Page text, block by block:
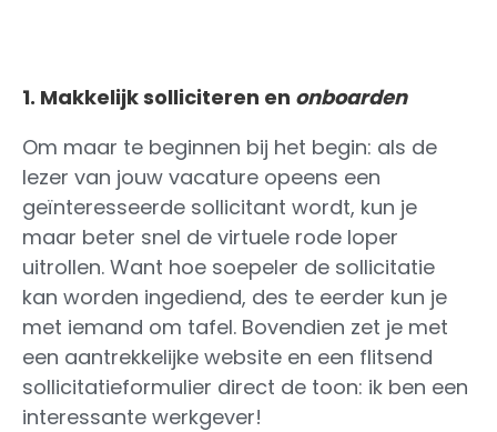
1. Makkelijk solliciteren en onboarden
Om maar te beginnen bij het begin: als de
lezer van jouw vacature opeens een
geïnteresseerde sollicitant wordt, kun je
maar beter snel de virtuele rode loper
uitrollen. Want hoe soepeler de sollicitatie
kan worden ingediend, des te eerder kun je
met iemand om tafel. Bovendien zet je met
een aantrekkelijke website en een flitsend
sollicitatieformulier direct de toon: ik ben een
interessante werkgever!